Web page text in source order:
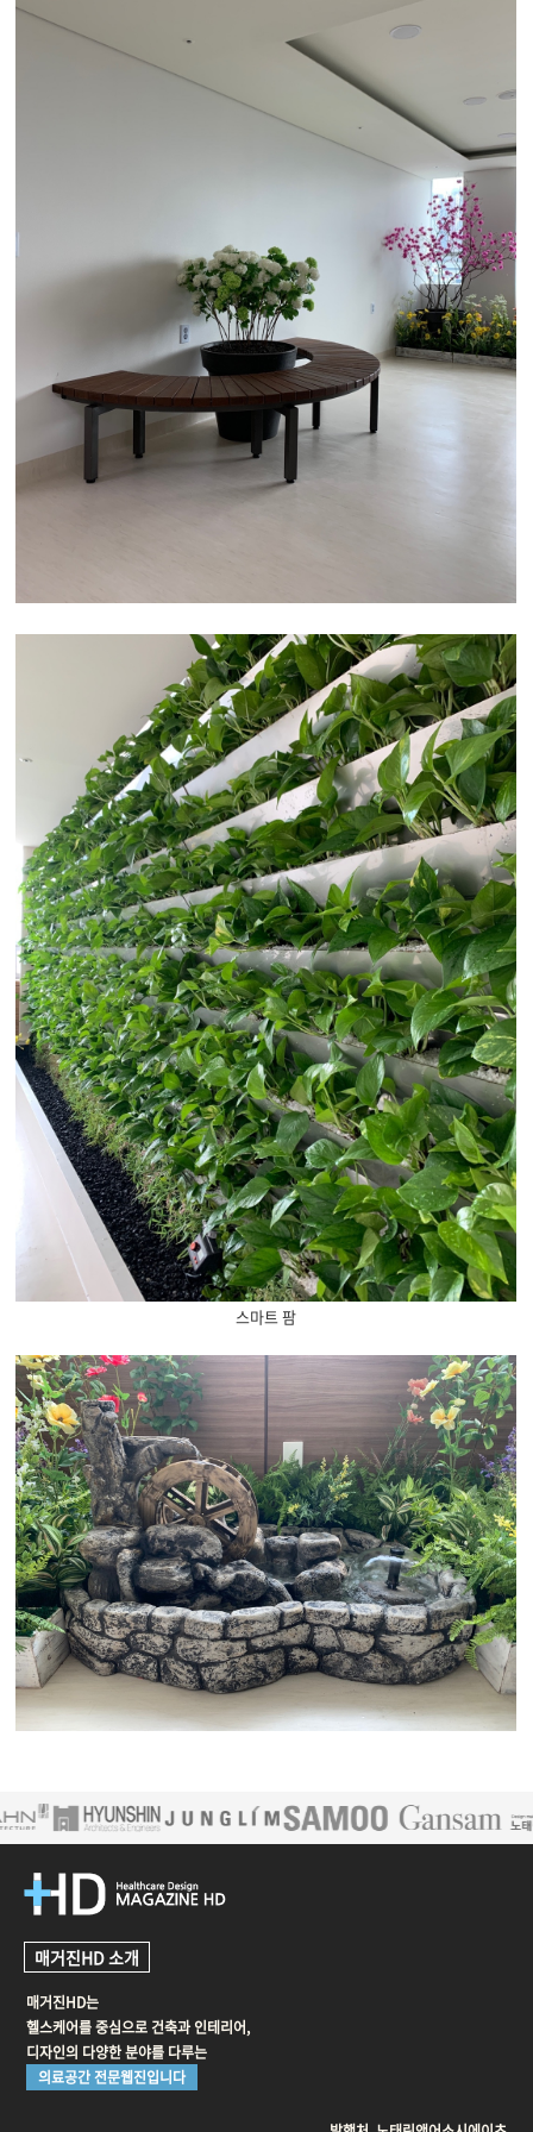
스마트 팜
매거진HD 소개
매거진HD는
헬스케어를 중심으로 건축과 인테리어,
디자인의 다양한 분야를 다루는
의료공간 전문웹진입니다